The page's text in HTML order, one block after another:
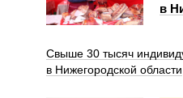
в
Свыше 30 тысяч
в Нижегородской области